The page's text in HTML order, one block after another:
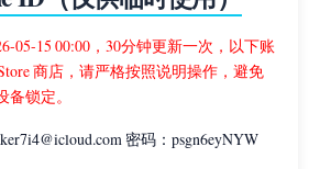
05-15 00:00，30分钟更新一次，以下账
商店，请严格按照说明操作，避免
锁定。
密码：psgn6eyNYW